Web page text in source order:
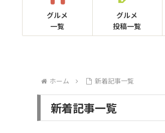
グルメ
一覧
グルメ
投稿一覧
ホーム 新着記事一覧
新着記事一覧